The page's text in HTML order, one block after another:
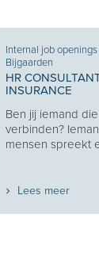
Internal job openings
Bijgaarden
HR
INSURANCE
Ben jij iemand
verbinden?
mensen spreekt
Lees meer